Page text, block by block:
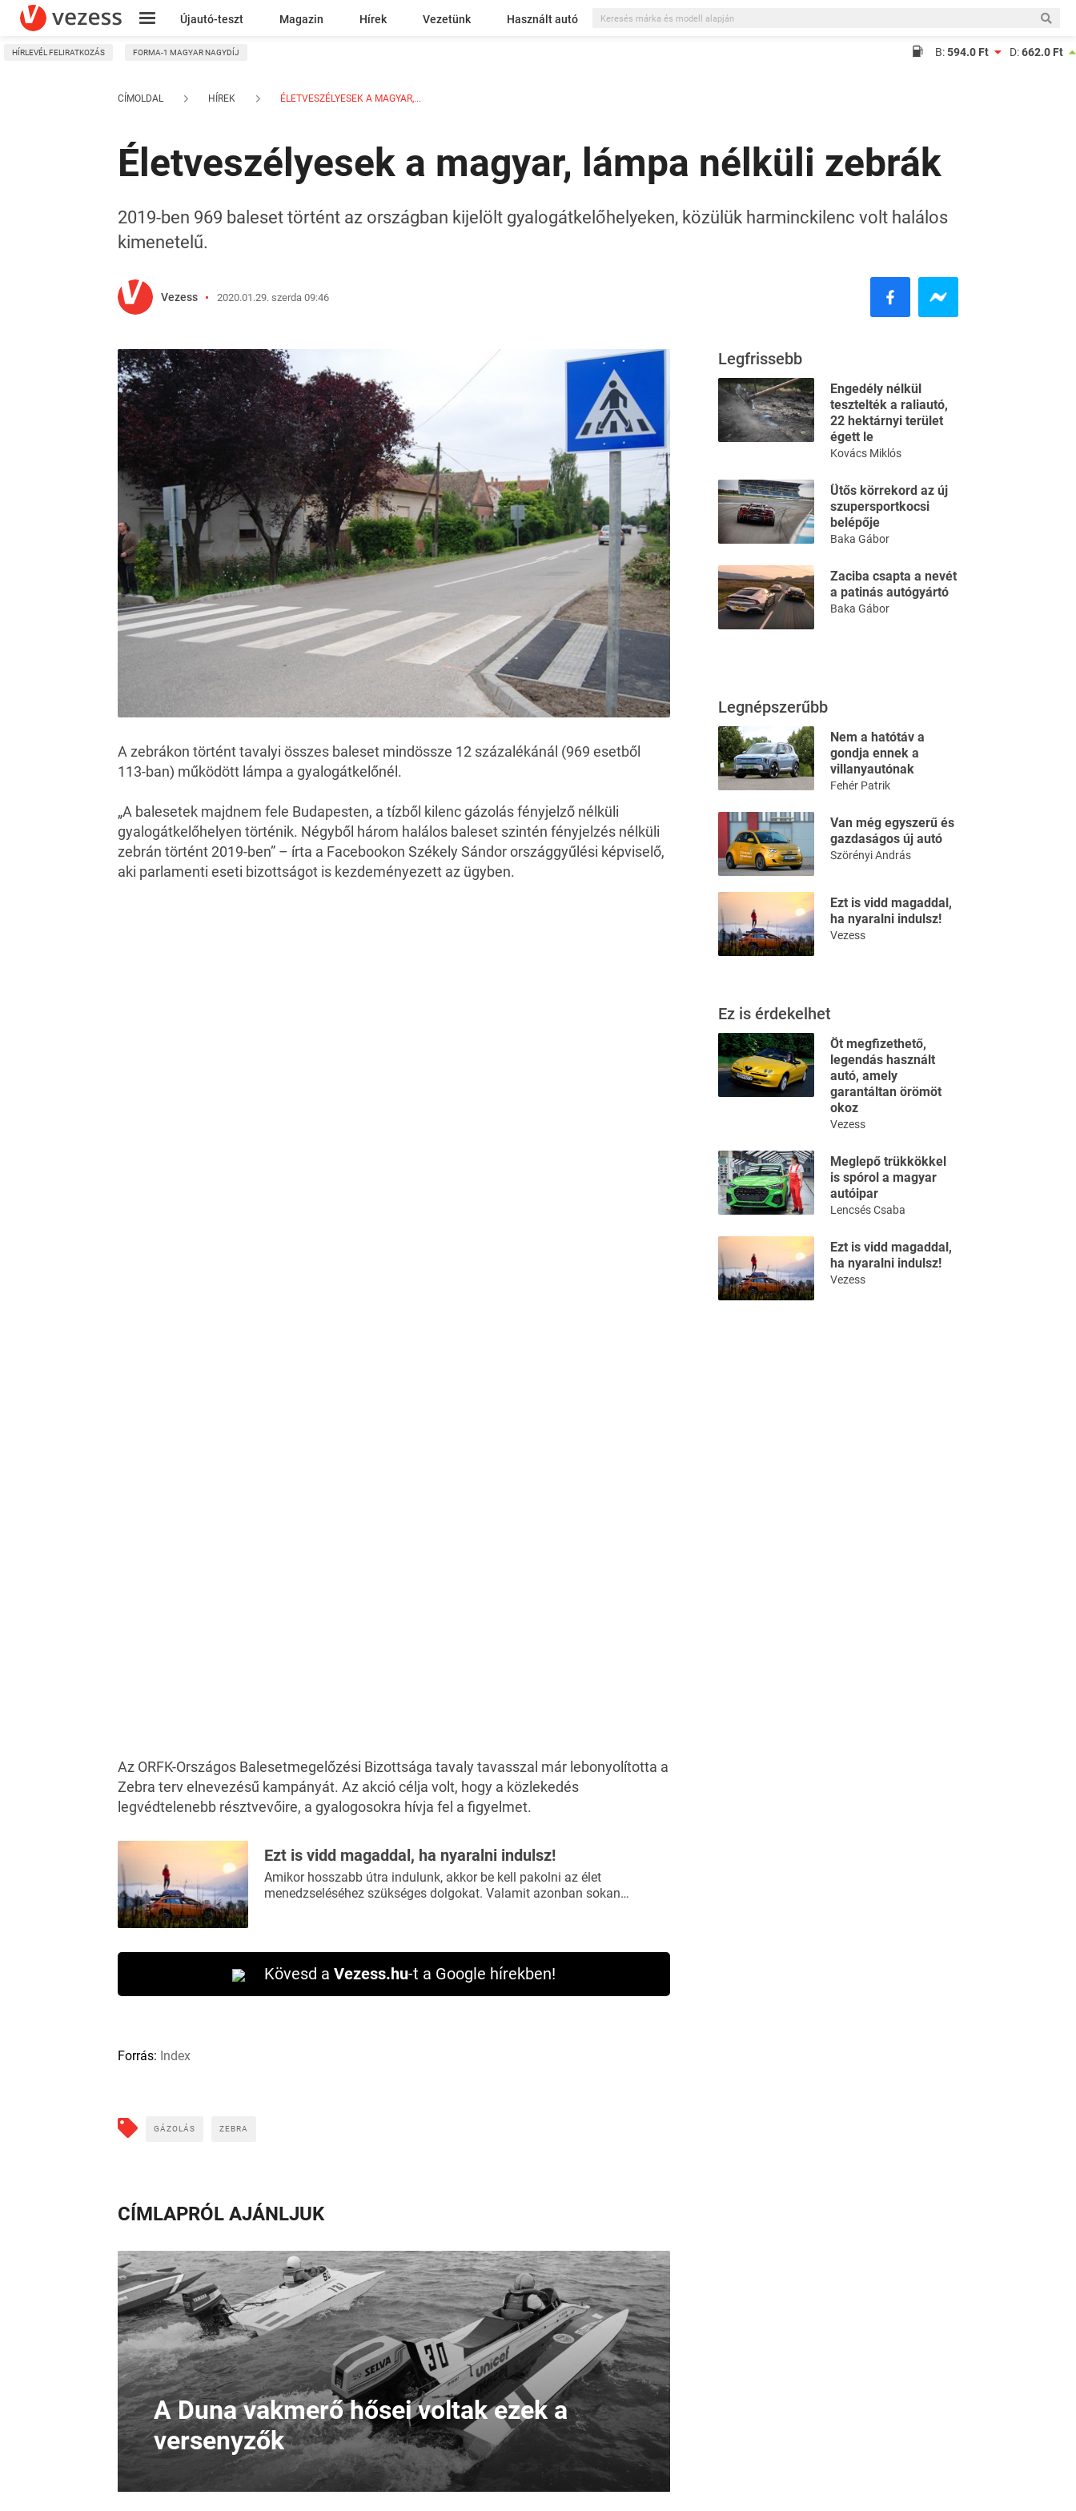
Újautó-teszt Magazin Hírek Vezetünk Használt autó
Kresz
HÍRLEVÉL FELIRATKOZÁS FORMA-1 MAGYAR NAGYDÍJ B:594.0 Ft D:662.0 Ft
CÍMOLDAL HÍREK ÉLETVESZÉLYESEK A MAGYAR,...
Életveszélyesek a magyar, lámpa nélküli zebrák
2019-ben 969 baleset történt az országban kijelölt gyalogátkelőhelyeken, közülük harminckilenc volt halálos
kimenetelű.
Vezess 2020.01.29. szerda 09:46
A zebrákon történt tavalyi összes baleset mindössze 12 százalékánál (969 esetből
113-ban) működött lámpa a gyalogátkelőnél.
„A balesetek majdnem fele Budapesten, a tízből kilenc gázolás fényjelző nélküli
gyalogátkelőhelyen történik. Négyből három halálos baleset szintén fényjelzés nélküli
zebrán történt 2019-ben” – írta a Facebookon Székely Sándor országgyűlési képviselő,
aki parlamenti eseti bizottságot is kezdeményezett az ügyben.
Az ORFK-Országos Balesetmegelőzési Bizottsága tavaly tavasszal már lebonyolította a
Zebra terv elnevezésű kampányát. Az akció célja volt, hogy a közlekedés
legvédtelenebb résztvevőire, a gyalogosokra hívja fel a figyelmet.
Ezt is vidd magaddal, ha nyaralni indulsz!
Amikor hosszabb útra indulunk, akkor be kell pakolni az élet
menedzseléséhez szükséges dolgokat. Valamit azonban sokan…
Kövesd a Vezess.hu-t a Google hírekben!
Forrás: Index
GÁZOLÁS ZEBRA
CÍMLAPRÓL AJÁNLJUK
A Duna vakmerő hősei voltak ezek a
versenyzők
Legfrissebb
Engedély nélkül
tesztelték a raliautó,
22 hektárnyi terület
égett le
Kovács Miklós
Ütős körrekord az új
szupersportkocsi
belépője
Baka Gábor
Zaciba csapta a nevét
a patinás autógyártó
Baka Gábor
Legnépszerűbb
Nem a hatótáv a
gondja ennek a
villanyautónak
Fehér Patrik
Van még egyszerű és
gazdaságos új autó
Szörényi András
Ezt is vidd magaddal,
ha nyaralni indulsz!
Vezess
Ez is érdekelhet
Öt megfizethető,
legendás használt
autó, amely
garantáltan örömöt
okoz
Vezess
Meglepő trükkökkel
is spórol a magyar
autóipar
Lencsés Csaba
Ezt is vidd magaddal,
ha nyaralni indulsz!
Vezess